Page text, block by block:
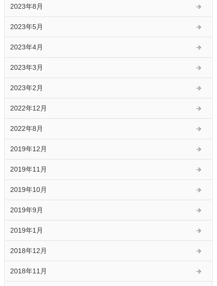
2023年8月
2023年5月
2023年4月
2023年3月
2023年2月
2022年12月
2022年8月
2019年12月
2019年11月
2019年10月
2019年9月
2019年1月
2018年12月
2018年11月